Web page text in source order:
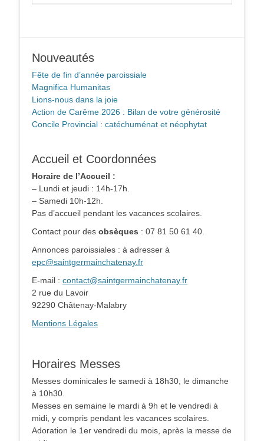
Nouveautés
Fête de fin d’année paroissiale
Magnifica Humanitas
Lions-nous dans la joie
Action de Carême 2026 : Bilan de votre générosité
Concile Provincial : catéchuménat et néophytat
Accueil et Coordonnées
Horaire de l’Accueil :
– Lundi et jeudi : 14h-17h.
– Samedi 10h-12h.
Pas d’accueil pendant les vacances scolaires.
Contact pour des obsèques : 07 81 50 61 40.
Annonces paroissiales : à adresser à
epc@saintgermainchatenay.fr
E-mail : contact@saintgermainchatenay.fr
2 rue du Lavoir
92290 Châtenay-Malabry
Mentions Légales
Horaires Messes
Messes dominicales le samedi à 18h30, le dimanche
à 10h30.
Messes en semaine le mardi à 9h et le vendredi à
midi, y compris pendant les vacances scolaires.
Adoration le 1er vendredi du mois, après la messe de